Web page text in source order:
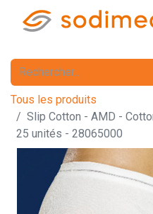
Tous les produits
Slip Cotton - AMD -
25 unités - 28065000